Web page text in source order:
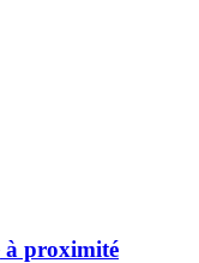
à proximité